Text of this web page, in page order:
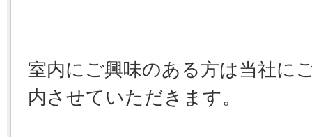
室内にご興味のある方は当社に
内させていただきます。